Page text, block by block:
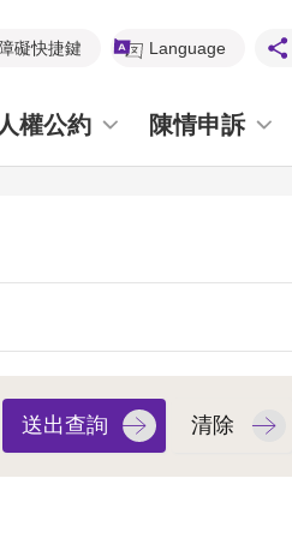
礙快捷鍵 Language
權公約 陳情申訴